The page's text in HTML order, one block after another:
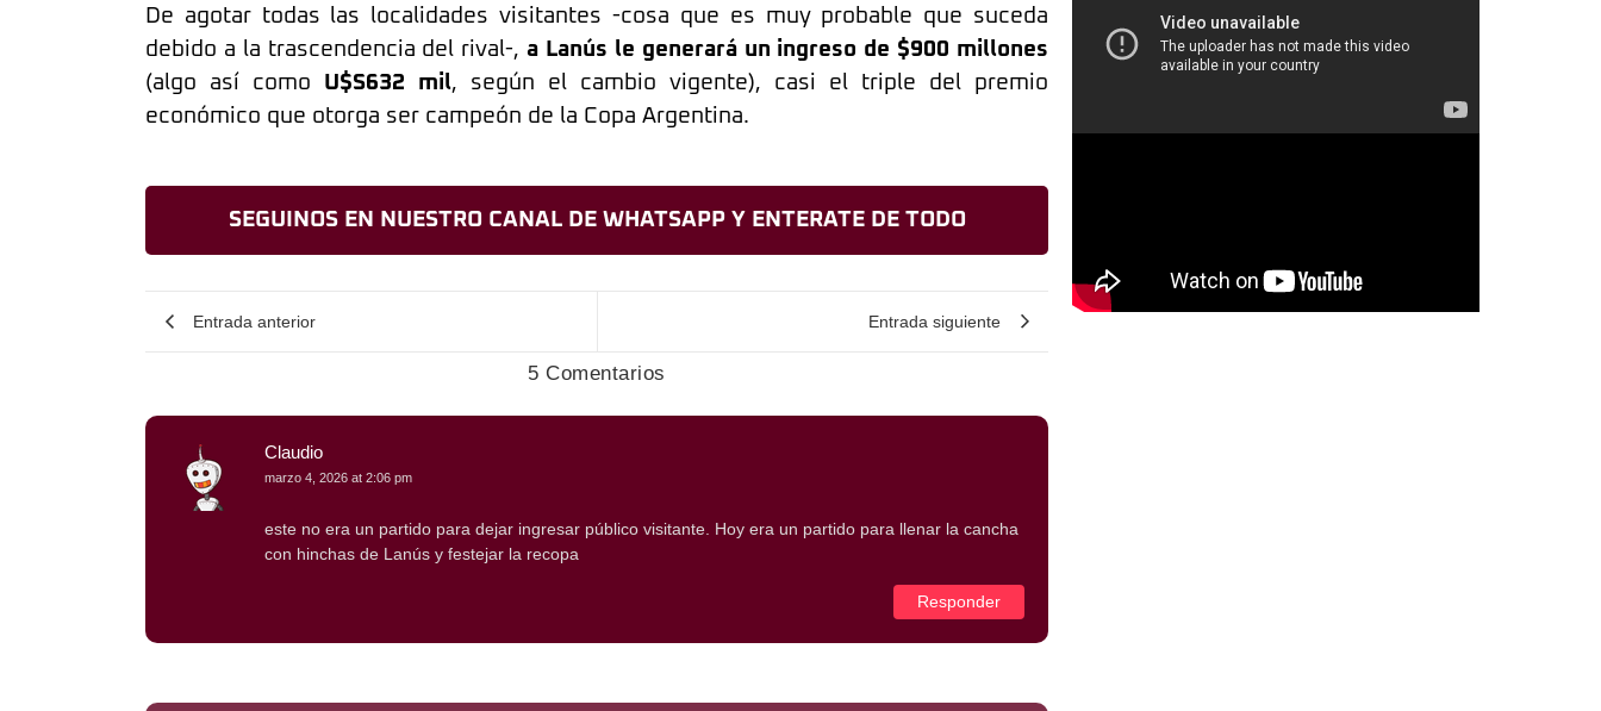
De agotar todas las localidades visitantes -cosa que es muy probable que suceda
debido a la trascendencia del rival-, a Lanús le generará un ingreso de $900 millones
(algo así como U$S632 mil, según el cambio vigente), casi el triple del premio
económico que otorga ser campeón de la Copa Argentina.
SEGUINOS EN NUESTRO CANAL DE WHATSAPP Y ENTERATE DE TODO
Entrada anterior Entrada siguiente
5 Comentarios
Claudio
marzo 4, 2026 at 2:06 pm
este no era un partido para dejar ingresar público visitante. Hoy era un partido para llenar la cancha
con hinchas de Lanús y festejar la recopa
Responder